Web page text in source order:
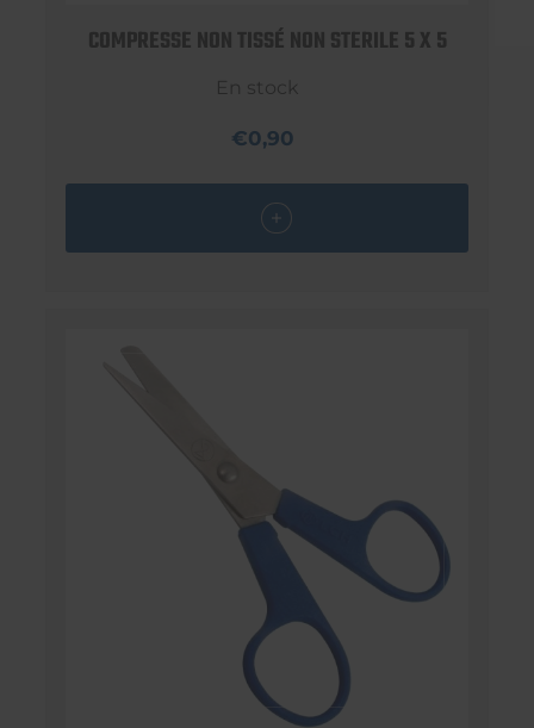
COMPRESSE NON TISSÉ NON STERILE 5 X 5
En stock
€0,90